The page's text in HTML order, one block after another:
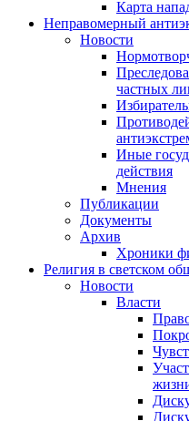
Карта
Неправомерный
Новости
частных
Иные
действия
Мнения
Публикации
Документы
Архив
Хроники
Религия в светском
Новости
Власти